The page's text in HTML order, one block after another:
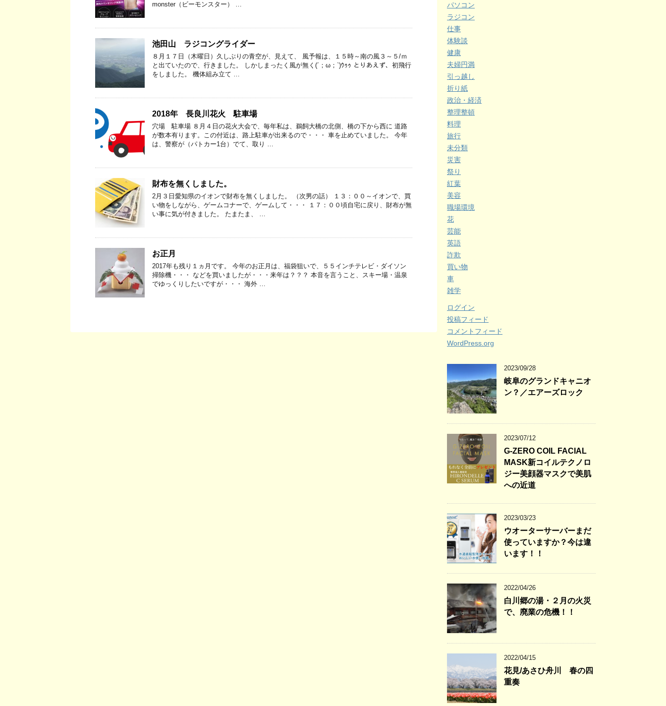
monster（ビーモンスター） …
池田山 ラジコングライダー
８月１７日（木曜日）久しぶりの青空が、見えて、 風予報は、１５時～南の風３～５/ｍ
と出ていたので、行きました。 しかしまったく風が無く(´；ω；`)ｳｩｩ とりあえず、初飛行
をしました。 機体組み立て …
2018年 長良川花火 駐車場
穴場 駐車場 ８月４日の花火大会で、毎年私は、鵜飼大橋の北側、橋の下から西に 道路
が数本有ります。この付近は、路上駐車が出来るので・・・ 車を止めていました。 今年
は、警察が（パトカー1台）でて、取り …
財布を無くしました。
2月３日愛知県のイオンで財布を無くしました。 （次男の話） １３：００～イオンで、買
い物をしながら、ゲームコナーで、ゲームして・・・ １７：００頃自宅に戻り、財布が無
い事に気が付きました。 たまたま、 …
お正月
2017年も残り１ヵ月です。 今年のお正月は、福袋狙いで、５５インチテレビ・ダイソン
掃除機・・・ などを買いましたが・・・来年は？？？ 本音を言うこと、スキー場・温泉
でゆっくりしたいですが・・・ 海外 …
パソコン
ラジコン
仕事
体験談
健康
夫婦円満
引っ越し
折り紙
政治・経済
整理整頓
料理
旅行
未分類
災害
祭り
紅葉
美容
職場環境
花
芸能
英語
詐欺
買い物
車
雑学
ログイン
投稿フィード
コメントフィード
WordPress.org
2023/09/28
岐阜のグランドキャニオ
ン？／エアーズロック
2023/07/12
G-ZERO COIL FACIAL
MASK新コイルテクノロ
ジー美顔器マスクで美肌
への近道
2023/03/23
ウオーターサーバーまだ
使っていますか？今は違
います！！
2022/04/26
白川郷の湯・２月の火災
で、廃業の危機！！
2022/04/15
花見/あさひ舟川 春の四
重奏